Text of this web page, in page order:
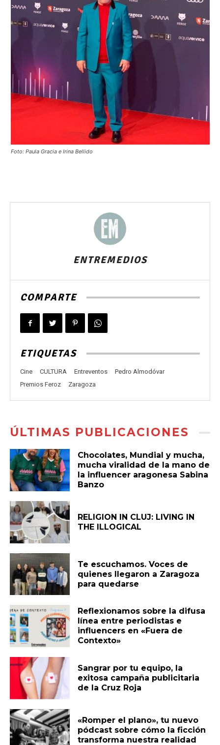
Foto: Paula Gracia e Irina Bellido
ENTREMEDIOS
COMPARTE
ETIQUETAS
Cine CULTURA Entreventos
Pedro Almodóvar
Premios Feroz
Zaragoza
ÚLTIMAS PUBLICACIONES
Chocolates, Mundial y mucha,
mucha viralidad de la mano de
la influencer aragonesa Sabina
Banzo
RELIGION IN CLUJ: LIVING IN
THE ILLOGICAL
Te escuchamos. Voces de
quienes llegaron a Zaragoza
para quedarse
Reflexionamos sobre la difusa
línea entre periodistas e
influencers en «Fuera de
Contexto»
Sangrar por tu equipo, la
exitosa campaña publicitaria
de la Cruz Roja
«Romper el plano», tu nuevo
pódcast sobre cómo la ficción
transforma nuestra realidad